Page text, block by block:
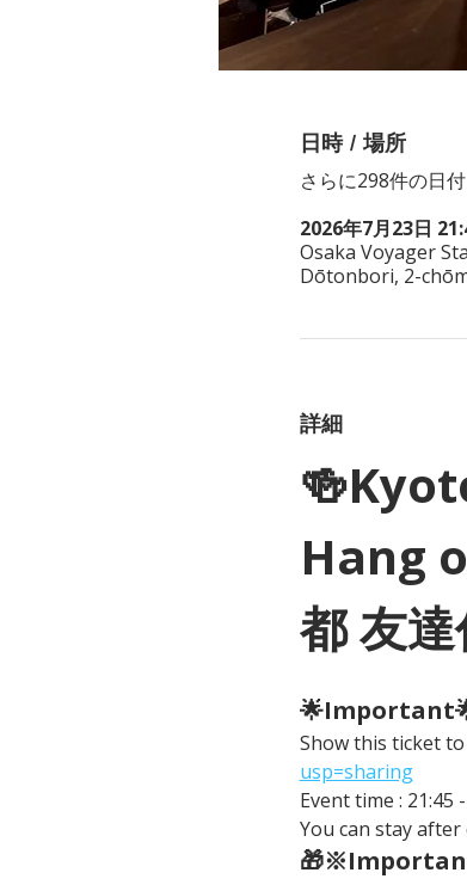
日時 / 場所
さらに298件の日付
2026年7月23日
Osaka Voyager
Dōtonbori, 2-
詳細
Hang
都 友達
Show this ticket
usp=sharing
Event time :
You can stay